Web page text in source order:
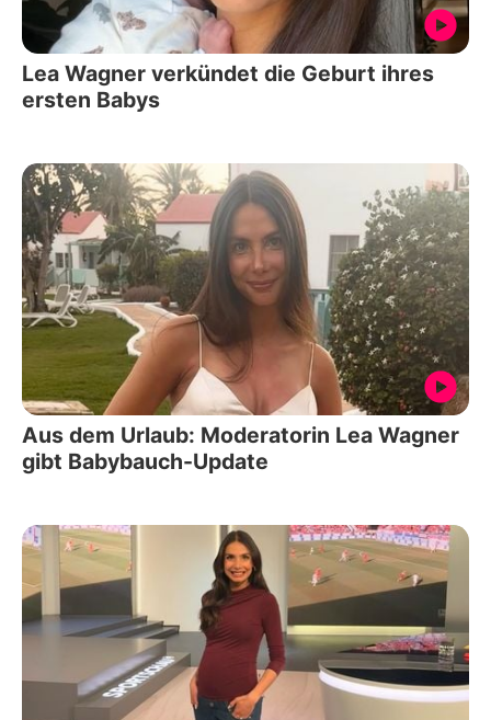
Lea Wagner verkündet die Geburt ihres
ersten Babys
Aus dem Urlaub: Moderatorin Lea Wagner
gibt Babybauch-Update